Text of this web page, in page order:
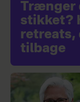
Trænger
stikket?
retreats,
tilbage